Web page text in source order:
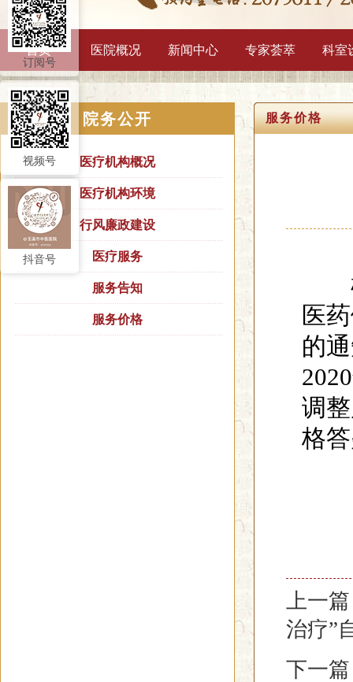
首页 医院概况 新闻中心 专家荟萃 科室
院务公开
医疗机构概况
医疗机构环境
行风廉政建设
医疗服务
服务告知
服务价格
服务价格
根
医
的
调
格
上一
治疗”
下一
订阅号
视频号
抖音号